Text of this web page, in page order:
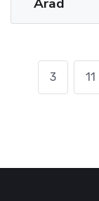
3 11